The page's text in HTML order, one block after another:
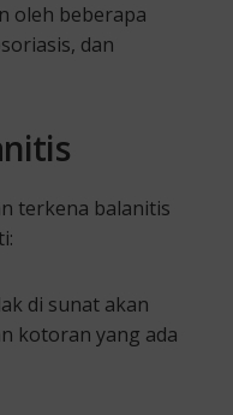
oleh beberapa
dan
terkena balanitis
di sunat akan
kotoran yang ada